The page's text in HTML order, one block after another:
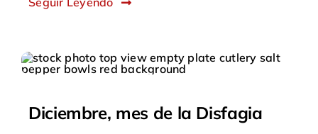
Diciembre, mes de la Disfagia